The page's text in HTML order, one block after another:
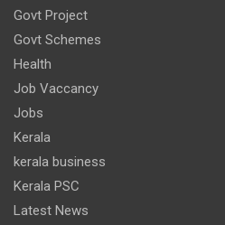
Govt Project
Govt Schemes
Health
Job Vaccancy
Jobs
Kerala
kerala business
Kerala PSC
Latest News